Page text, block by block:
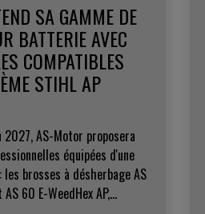
SA GAMME DE
BATTERIE AVEC
COMPATIBLES
STIHL AP
AS-Motor proposera
équipées d'une
brosses à désherbage AS
60 E-WeedHex AP,...